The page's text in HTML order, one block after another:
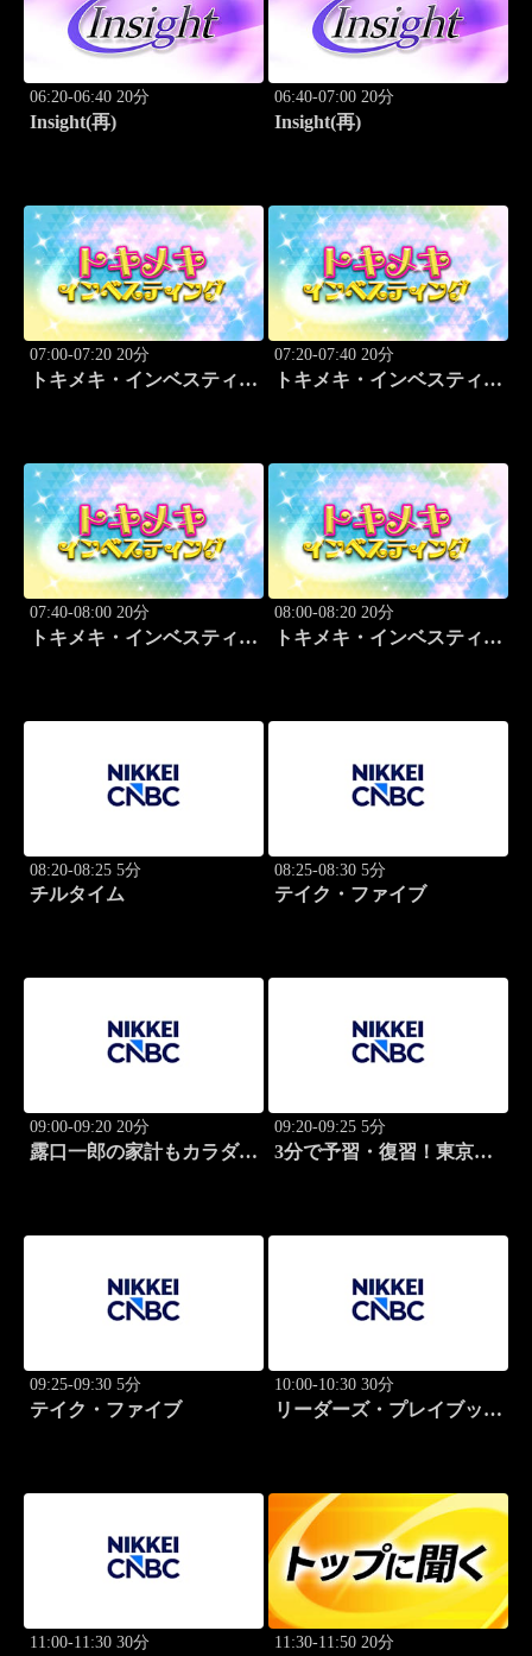
06:20-06:40 20分
Insight(再)
06:40-07:00 20分
Insight(再)
07:00-07:20 20分
トキメキ・インベスティン
07:20-07:40 20分
トキメキ・インベスティン
07:40-08:00 20分
トキメキ・インベスティン
08:00-08:20 20分
トキメキ・インベスティン
08:20-08:25 5分
チルタイム
08:25-08:30 5分
テイク・ファイブ
09:00-09:20 20分
露口一郎の家計もカラダも
09:20-09:25 5分
3分で予習・復習！東京市
09:25-09:30 5分
テイク・ファイブ
10:00-10:30 30分
リーダーズ・プレイブック
11:00-11:30 30分 11:30-11:50 20分